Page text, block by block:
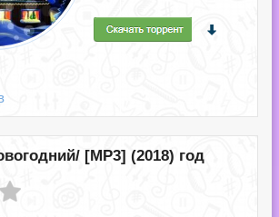
[MP3] (2018) год